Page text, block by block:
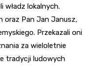
władz lokalnych.
oraz Pan Jan Janusz,
Przekazali oni
za wieloletnie
tradycji ludowych